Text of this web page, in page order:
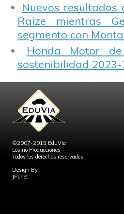
Nuevos resultados
Raize mientras
segmento con
Honda Motor
sostenibilidad 2023-
©2007-2015 EduVia
Losino Producciones
Todos los derechos reservados.
Design By
JPLnet